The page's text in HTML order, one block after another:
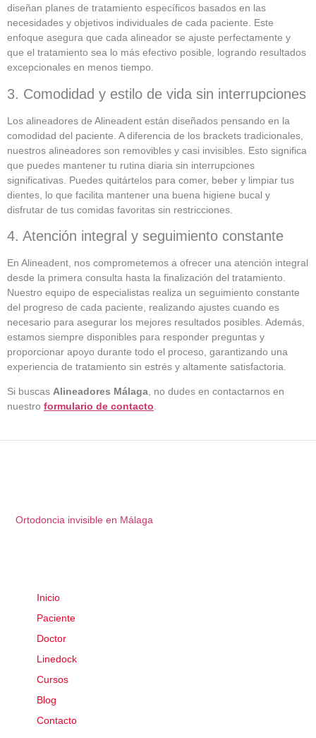
diseñan planes de tratamiento específicos basados en las
necesidades y objetivos individuales de cada paciente. Este
enfoque asegura que cada alineador se ajuste perfectamente y
que el tratamiento sea lo más efectivo posible, logrando resultados
excepcionales en menos tiempo.
3. Comodidad y estilo de vida sin interrupciones
Los alineadores de Alineadent están diseñados pensando en la
comodidad del paciente. A diferencia de los brackets tradicionales,
nuestros alineadores son removibles y casi invisibles. Esto significa
que puedes mantener tu rutina diaria sin interrupciones
significativas. Puedes quitártelos para comer, beber y limpiar tus
dientes, lo que facilita mantener una buena higiene bucal y
disfrutar de tus comidas favoritas sin restricciones.
4. Atención integral y seguimiento constante
En Alineadent, nos comprometemos a ofrecer una atención integral
desde la primera consulta hasta la finalización del tratamiento.
Nuestro equipo de especialistas realiza un seguimiento constante
del progreso de cada paciente, realizando ajustes cuando es
necesario para asegurar los mejores resultados posibles. Además,
estamos siempre disponibles para responder preguntas y
proporcionar apoyo durante todo el proceso, garantizando una
experiencia de tratamiento sin estrés y altamente satisfactoria.
Si buscas Alineadores Málaga, no dudes en contactarnos en
nuestro formulario de contacto.
Ortodoncia invisible en Málaga
Inicio
Paciente
Doctor
Linedock
Cursos
Blog
Contacto